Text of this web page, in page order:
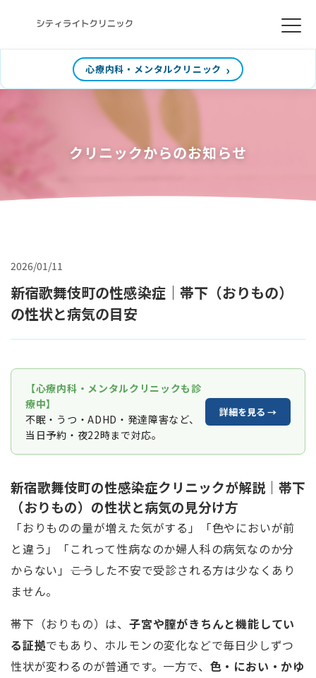
心療内科・メンタルクリニック
クリニックからのお知らせ
2026/01/11
新宿歌舞伎町の性感染症｜帯下（おりもの）
の性状と病気の目安
【心療内科・メンタルクリニックも診
療中】
不眠・うつ・ADHD・発達障害など、
当日予約・夜22時まで対応。
詳細を見る →
新宿歌舞伎町の性感染症クリニックが解説｜帯下
（おりもの）の性状と病気の見分け方
「おりものの量が増えた気がする」「色やにおいが前
と違う」「これって性病なのか婦人科の病気なのか分
からない」――こうした不安で受診される方は少なくあり
ません。
帯下（おりもの）は、 子宮や膣がきちんと機能してい
る証拠でもあり、ホルモンの変化などで毎日少しずつ
性状が変わるのが普通です。一方で、 色・におい・かゆ